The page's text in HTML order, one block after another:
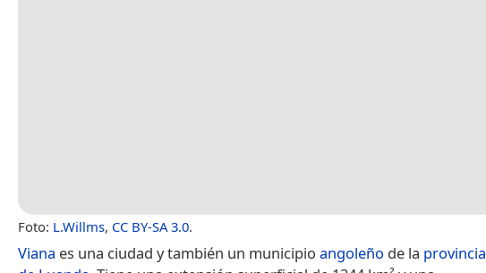
Foto: L.Willms, CC BY-SA 3.0.
Viana es una ciudad y también un municipio angoleño de la provincia